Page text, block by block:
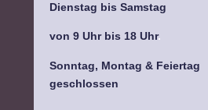
Dienstag bis Samstag
von 9 Uhr bis 18 Uhr.
Sonntag, Montag & Feiertag
geschlossen